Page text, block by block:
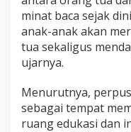
minat baca sejak
anak-anak akan
tua sekaligus
ujarnya.
Menurutnya,
sebagai tempat
ruang edukasi dan